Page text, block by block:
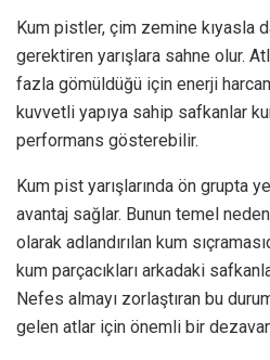
Kum pistler, çim zemine kıyasla
gerektiren yarışlara sahne olur.
fazla gömüldüğü için enerji
kuvvetli yapıya sahip safkanlar
performans gösterebilir.
Kum pist yarışlarında ön grupta
avantaj sağlar. Bunun temel
olarak adlandırılan kum
kum parçacıkları arkadaki
Nefes almayı zorlaştıran bu
gelen atlar için önemli bir